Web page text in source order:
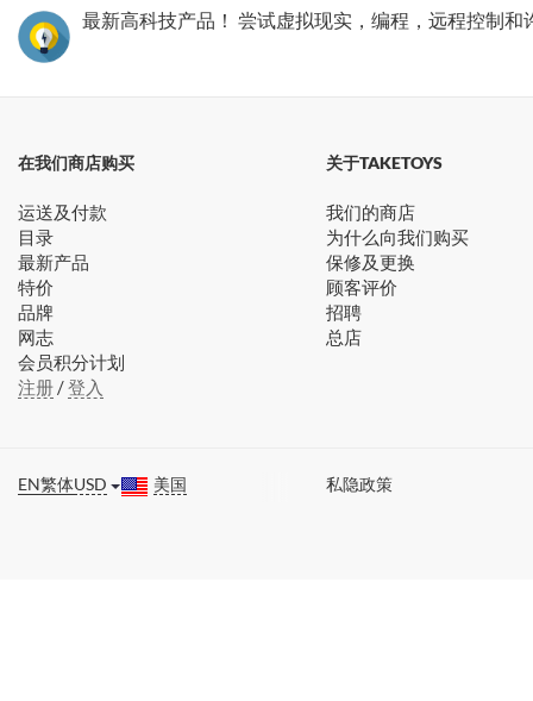
最新高科技产品！ 尝试虚拟现实，编程，远程控制
在我们商店购买
运送及付款
目录
最新产品
特价
品牌
网志
会员积分计划
注册/登入
关于TAKETOYS
我们的商店
为什么向我们购买
保修及更换
顾客评价
招聘
总店
EN繁体USD 美国 私隐政策